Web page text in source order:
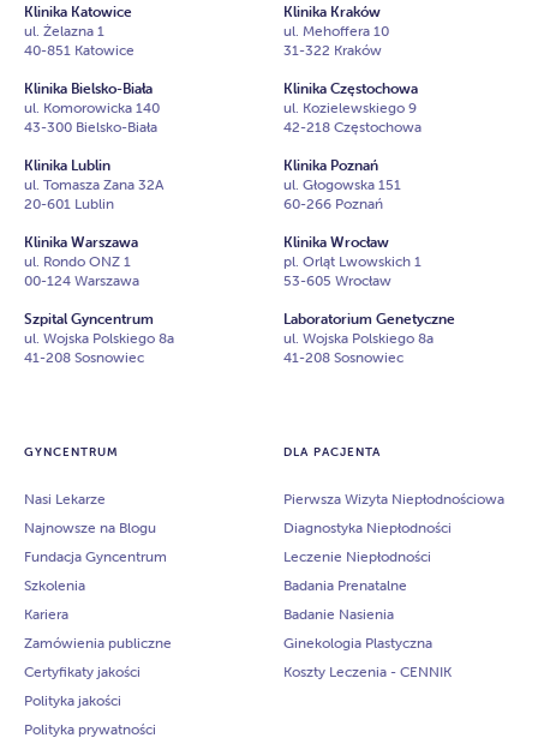
GYNCENTRUM
Nasi Lekarze
Najnowsze na Blogu
Fundacja Gyncentrum
Szkolenia
Kariera
Zamówienia publiczne
Certyfikaty jakości
Polityka jakości
Polityka prywatności
DLA PACJENTA
Pierwsza Wizyta Niepłodnościowa
Diagnostyka Niepłodności
Leczenie Niepłodności
Badania Prenatalne
Badanie Nasienia
Ginekologia Plastyczna
Koszty Leczenia - CENNIK
Klinika Katowice
ul. Żelazna 1
40-851 Katowice
Klinika Kraków
ul. Mehoffera 10
31-322 Kraków
Klinika Bielsko-Biała
ul. Komorowicka 140
43-300 Bielsko-Biała
Klinika Częstochowa
ul. Kozielewskiego 9
42-218 Częstochowa
Klinika Lublin
ul. Tomasza Zana 32A
20-601 Lublin
Klinika Poznań
ul. Głogowska 151
60-266 Poznań
Klinika Warszawa
ul. Rondo ONZ 1
00-124 Warszawa
Klinika Wrocław
pl. Orląt Lwowskich 1
53-605 Wrocław
Szpital Gyncentrum
ul. Wojska Polskiego 8a
41-208 Sosnowiec
Laboratorium Genetyczne
ul. Wojska Polskiego 8a
41-208 Sosnowiec